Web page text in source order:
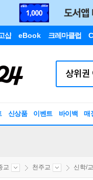
샵 eBook 크레마클럽
신상품 이벤트 바이백 매
교 천주교 신학/